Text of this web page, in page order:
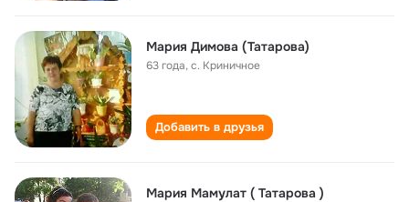
Мария Димова (Татарова)
63 года,с. Криничное
Добавить в друзья
Мария Мамулат ( Татарова )